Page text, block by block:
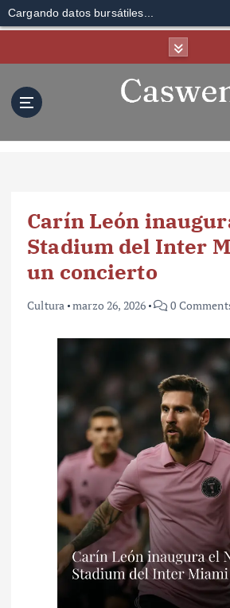
Cargando datos bursátiles...
Carín León
Stadium del Inter
un concierto
Cultura marzo 26, 2026 0